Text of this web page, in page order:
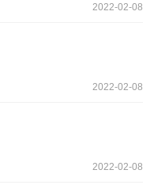
2022-02-08
2022-02-08
2022-02-08